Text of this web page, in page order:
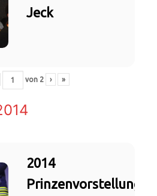
Jeck
von 2 › »
2014
Prinzenvorstellung